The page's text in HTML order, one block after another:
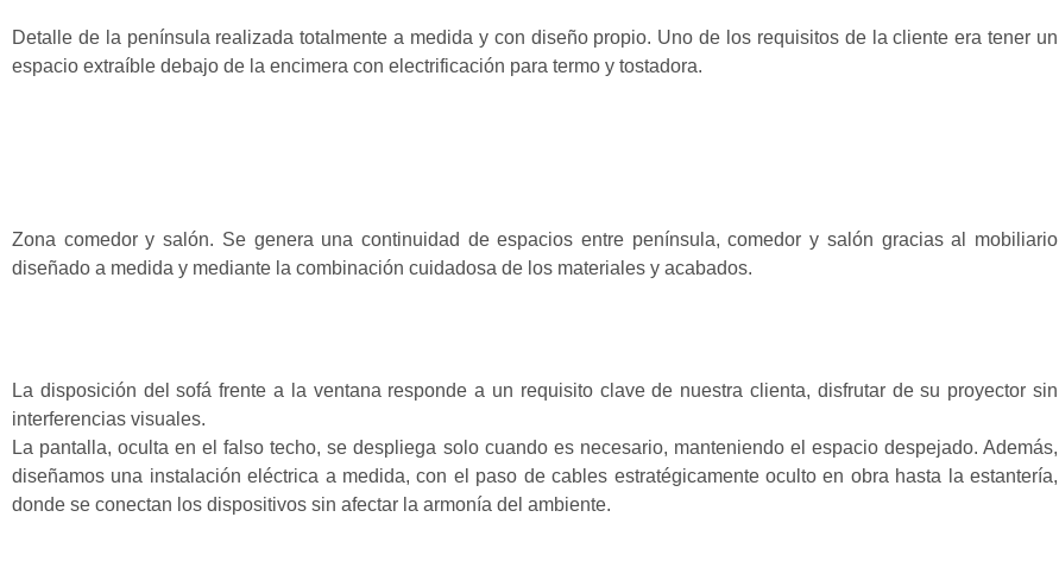
Detalle de la península realizada totalmente a medida y con diseño propio. Uno de los requisitos de la cliente era tener un
espacio extraíble debajo de la encimera con electrificación para termo y tostadora.
Zona comedor y salón. Se genera una continuidad de espacios entre península, comedor y salón gracias al mobiliario
diseñado a medida y mediante la combinación cuidadosa de los materiales y acabados.
La disposición del sofá frente a la ventana responde a un requisito clave de nuestra clienta, disfrutar de su proyector sin
interferencias visuales.
La pantalla, oculta en el falso techo, se despliega solo cuando es necesario, manteniendo el espacio despejado. Además,
diseñamos una instalación eléctrica a medida, con el paso de cables estratégicamente oculto en obra hasta la estantería,
donde se conectan los dispositivos sin afectar la armonía del ambiente.